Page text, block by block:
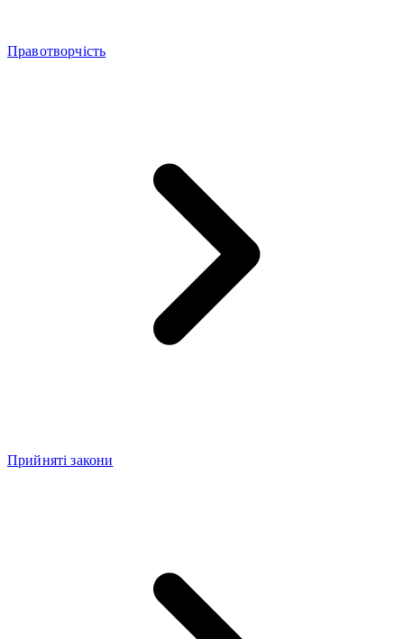
Правотворчість
Прийняті закони